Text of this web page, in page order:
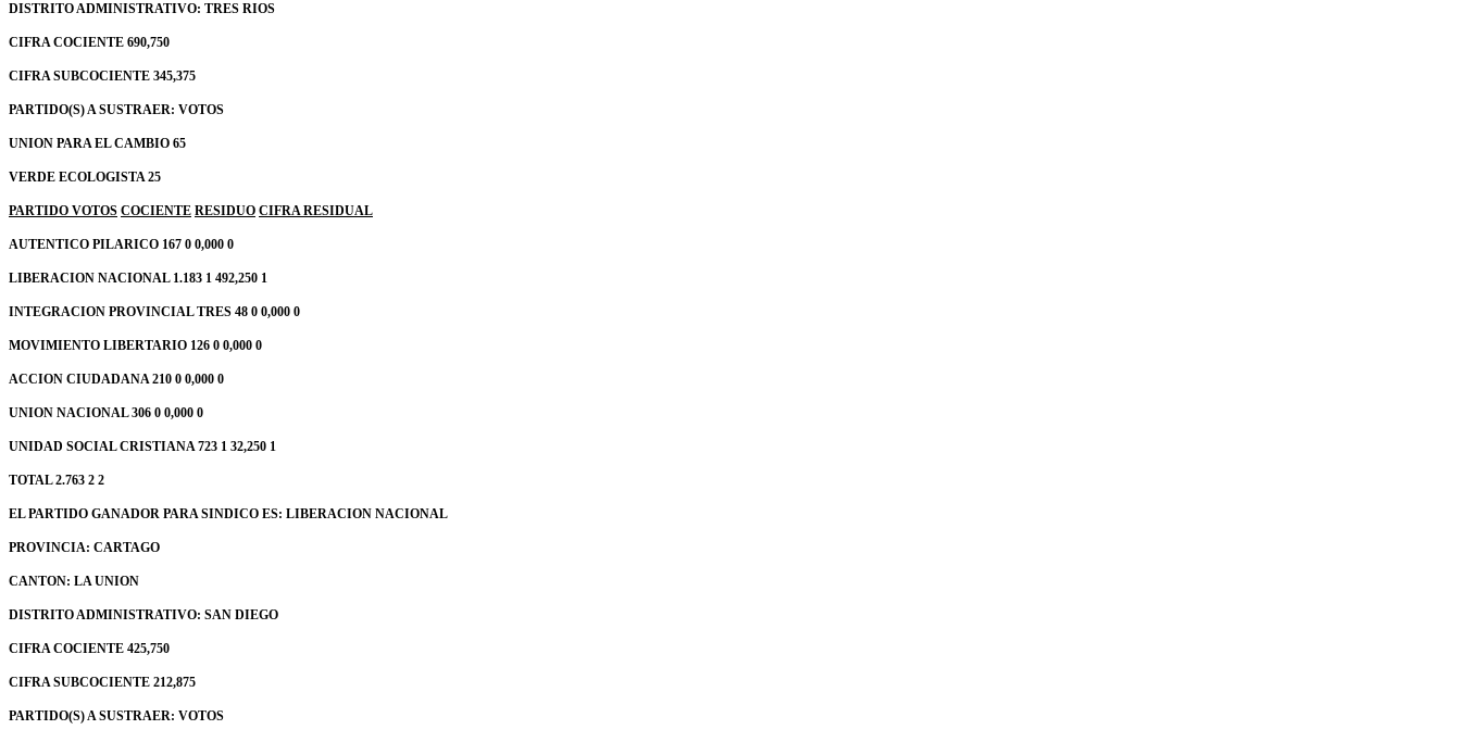
DISTRITO ADMINISTRATIVO: TRES RIOS
CIFRA COCIENTE 690,750
CIFRA SUBCOCIENTE 345,375
PARTIDO(S) A SUSTRAER: VOTOS
UNION PARA EL CAMBIO 65
VERDE ECOLOGISTA 25
PARTIDO VOTOS COCIENTE RESIDUO CIFRA RESIDUAL
AUTENTICO PILARICO 167 0 0,000 0
LIBERACION NACIONAL 1.183 1 492,250 1
INTEGRACION PROVINCIAL TRES 48 0 0,000 0
MOVIMIENTO LIBERTARIO 126 0 0,000 0
ACCION CIUDADANA 210 0 0,000 0
UNION NACIONAL 306 0 0,000 0
UNIDAD SOCIAL CRISTIANA 723 1 32,250 1
TOTAL 2.763 2 2
EL PARTIDO GANADOR PARA SINDICO ES: LIBERACION NACIONAL
PROVINCIA: CARTAGO
CANTON: LA UNION
DISTRITO ADMINISTRATIVO: SAN DIEGO
CIFRA COCIENTE 425,750
CIFRA SUBCOCIENTE 212,875
PARTIDO(S) A SUSTRAER: VOTOS